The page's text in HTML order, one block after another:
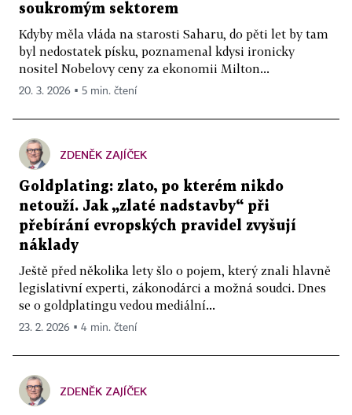
soukromým sektorem
Kdyby měla vláda na starosti Saharu, do pěti let by tam
byl nedostatek písku, poznamenal kdysi ironicky
nositel Nobelovy ceny za ekonomii Milton...
20. 3. 2026 ▪ 5 min. čtení
ZDENĚK ZAJÍČEK
Goldplating: zlato, po kterém nikdo
netouží. Jak „zlaté nadstavby“ při
přebírání evropských pravidel zvyšují
náklady
Ještě před několika lety šlo o pojem, který znali hlavně
legislativní experti, zákonodárci a možná soudci. Dnes
se o goldplatingu vedou mediální...
23. 2. 2026 ▪ 4 min. čtení
ZDENĚK ZAJÍČEK